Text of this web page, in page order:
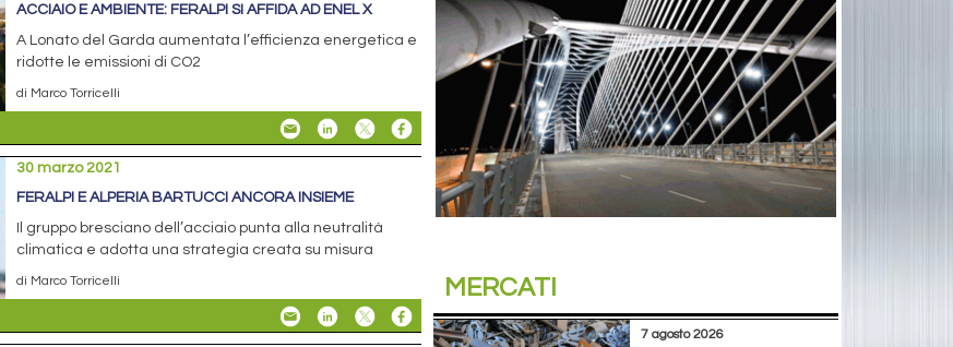
ACCIAIO E AMBIENTE: FERALPI SI AFFIDA AD ENEL X
A Lonato del Garda aumentata l’efficienza energetica e
ridotte le emissioni di CO2
di Marco Torricelli
30 marzo 2021
FERALPI E ALPERIA BARTUCCI ANCORA INSIEME
Il gruppo bresciano dell’acciaio punta alla neutralità
climatica e adotta una strategia creata su misura
di Marco Torricelli MERCATI
7 agosto 2026